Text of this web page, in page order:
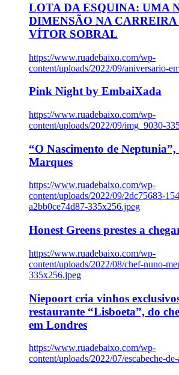
LOTA DA ESQUINA: UMA
DIMENSÃO NA CARREIRA
VÍTOR SOBRAL
https://www.ruadebaixo.com/wp-
content/uploads/2022/09/aniversario-
Pink Night by EmbaiXada
https://www.ruadebaixo.com/wp-
content/uploads/2022/09/img_9030-
“O Nascimento de
Marques
https://www.ruadebaixo.com/wp-
content/uploads/2022/09/2dc75683-
a2bb0ce74d87-335x256.jpeg
Honest Greens prestes a
https://www.ruadebaixo.com/wp-
content/uploads/2022/08/chef-nuno-
335x256.jpeg
Niepoort cria vinhos
restaurante “Lisboeta”, do
em Londres
https://www.ruadebaixo.com/wp-
content/uploads/2022/07/escabeche-